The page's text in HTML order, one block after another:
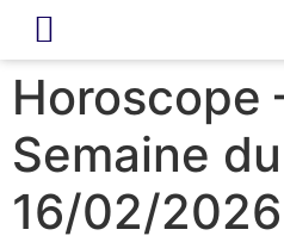
Horoscope
Semaine du
16/02/2026